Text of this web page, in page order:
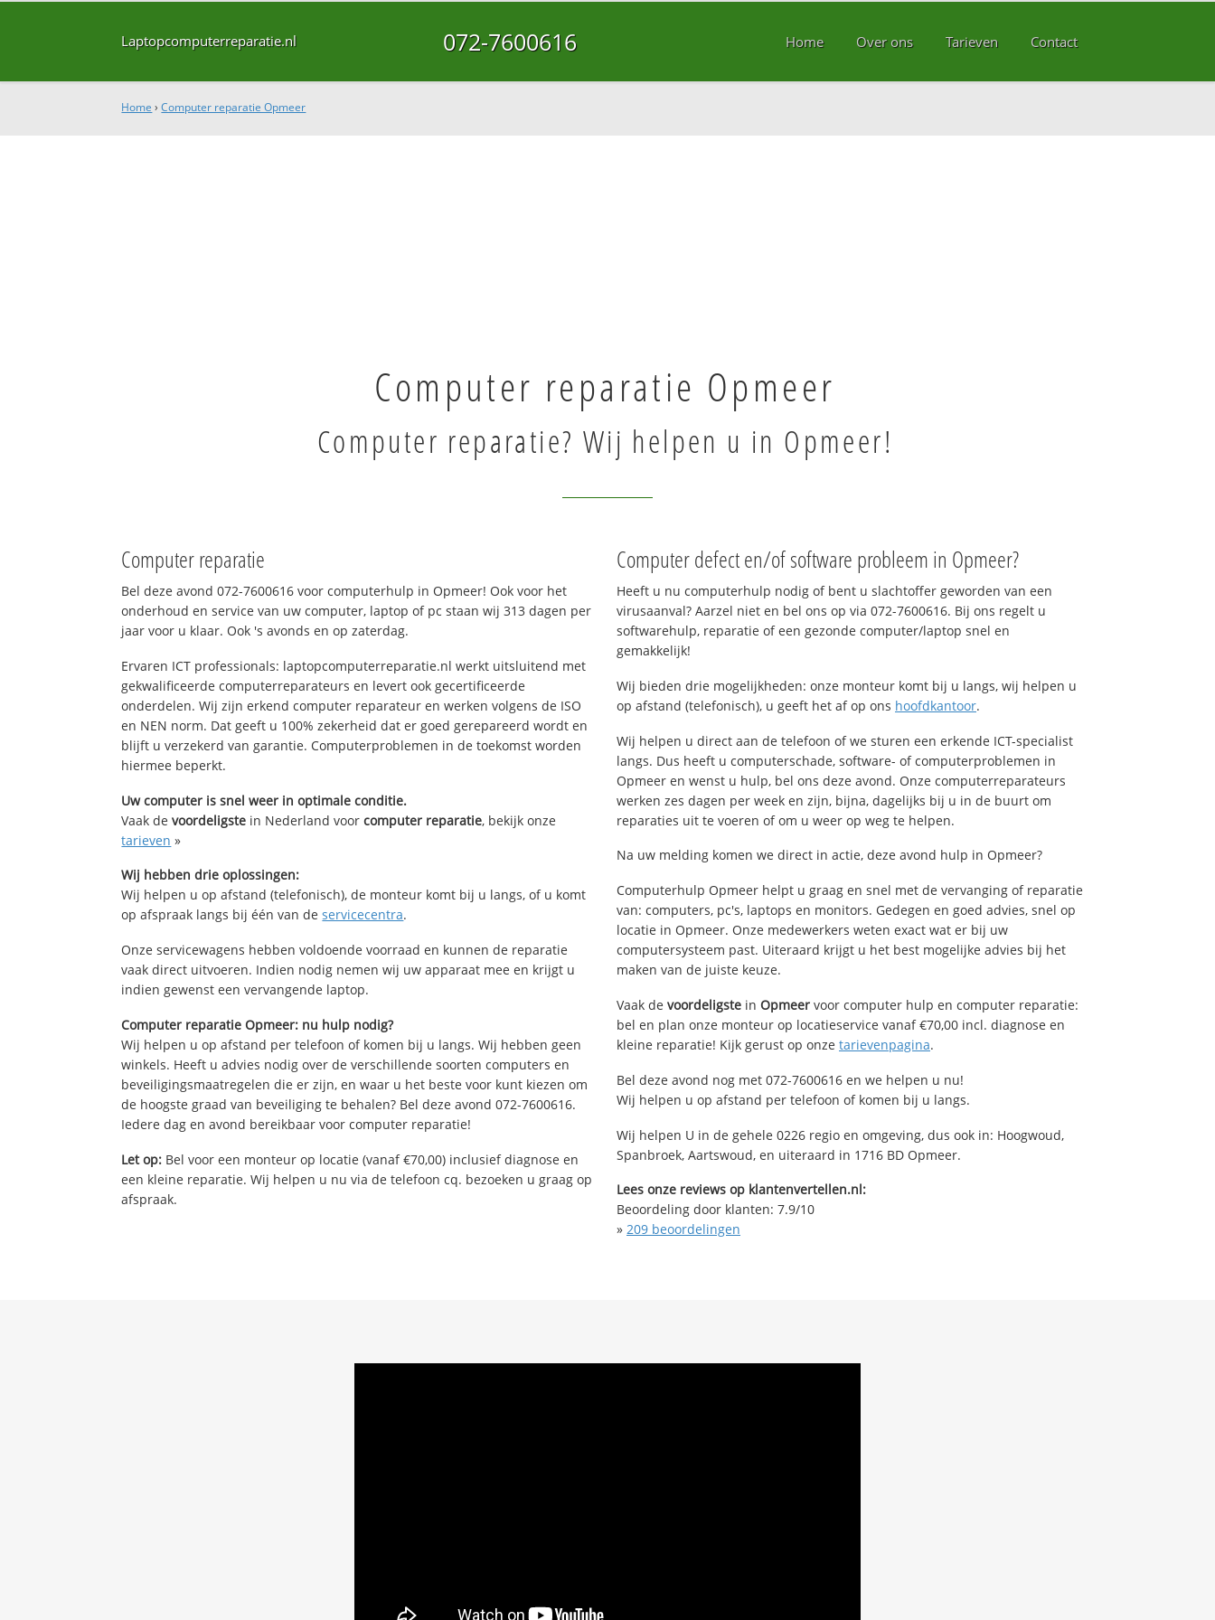
Laptopcomputerreparatie.nl 072-7600616 Home Over ons Tarieven Contact
Home ›Computer reparatie Opmeer
Computer reparatie Opmeer
Computer reparatie? Wij helpen u in Opmeer!
Computer reparatie
Bel deze avond 072-7600616 voor computerhulp in Opmeer! Ook voor het
onderhoud en service van uw computer, laptop of pc staan wij 313 dagen per
jaar voor u klaar. Ook 's avonds en op zaterdag.
Ervaren ICT professionals: laptopcomputerreparatie.nl werkt uitsluitend met
gekwalificeerde computerreparateurs en levert ook gecertificeerde
onderdelen. Wij zijn erkend computer reparateur en werken volgens de ISO
en NEN norm. Dat geeft u 100% zekerheid dat er goed gerepareerd wordt en
blijft u verzekerd van garantie. Computerproblemen in de toekomst worden
hiermee beperkt.
Uw computer is snel weer in optimale conditie.
Vaak devoordeligste in Nederland voorcomputer reparatie, bekijk onze
tarieven »
Wij hebben drie oplossingen:
Wij helpen u op afstand (telefonisch), de monteur komt bij u langs, of u komt
op afspraak langs bij één van deservicecentra.
Onze servicewagens hebben voldoende voorraad en kunnen de reparatie
vaak direct uitvoeren. Indien nodig nemen wij uw apparaat mee en krijgt u
indien gewenst een vervangende laptop.
Computer reparatie Opmeer: nu hulp nodig?
Wij helpen u op afstand per telefoon of komen bij u langs. Wij hebben geen
winkels. Heeft u advies nodig over de verschillende soorten computers en
beveiligingsmaatregelen die er zijn, en waar u het beste voor kunt kiezen om
de hoogste graad van beveiliging te behalen? Bel deze avond 072-7600616.
Iedere dag en avond bereikbaar voor computer reparatie!
Let op: Bel voor een monteur op locatie (vanaf €70,00) inclusief diagnose en
een kleine reparatie. Wij helpen u nu via de telefoon cq. bezoeken u graag op
afspraak.
Computer defect en/of software probleem in Opmeer?
Heeft u nu computerhulp nodig of bent u slachtoffer geworden van een
virusaanval? Aarzel niet en bel ons op via 072-7600616. Bij ons regelt u
softwarehulp, reparatie of een gezonde computer/laptop snel en
gemakkelijk!
Wij bieden drie mogelijkheden: onze monteur komt bij u langs, wij helpen u
op afstand (telefonisch), u geeft het af op ons hoofdkantoor.
Wij helpen u direct aan de telefoon of we sturen een erkende ICT-specialist
langs. Dus heeft u computerschade, software- of computerproblemen in
Opmeer en wenst u hulp, bel ons deze avond. Onze computerreparateurs
werken zes dagen per week en zijn, bijna, dagelijks bij u in de buurt om
reparaties uit te voeren of om u weer op weg te helpen.
Na uw melding komen we direct in actie, deze avond hulp in Opmeer?
Computerhulp Opmeer helpt u graag en snel met de vervanging of reparatie
van: computers, pc's, laptops en monitors. Gedegen en goed advies, snel op
locatie in Opmeer. Onze medewerkers weten exact wat er bij uw
computersysteem past. Uiteraard krijgt u het best mogelijke advies bij het
maken van de juiste keuze.
Vaak de voordeligste in Opmeer voor computer hulp en computer reparatie:
bel en plan onze monteur op locatieservice vanaf €70,00 incl. diagnose en
kleine reparatie! Kijk gerust op onze tarievenpagina.
Bel deze avond nog met 072-7600616 en we helpen u nu!
Wij helpen u op afstand per telefoon of komen bij u langs.
Wij helpen U in de gehele 0226 regio en omgeving, dus ook in: Hoogwoud,
Spanbroek, Aartswoud, en uiteraard in 1716 BD Opmeer.
Lees onze reviews op klantenvertellen.nl:
Beoordeling door klanten: 7.9/10
» 209 beoordelingen